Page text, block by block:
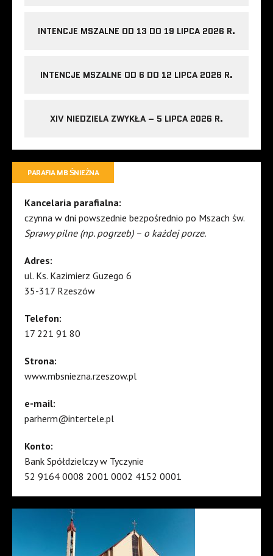
INTENCJE MSZALNE OD 13 DO 19 LIPCA 2026 R.
INTENCJE MSZALNE OD 6 DO 12 LIPCA 2026 R.
XIV NIEDZIELA ZWYKŁA – 5 LIPCA 2026 R.
PARAFIA MB ŚNIEŻNA
Kancelaria parafialna:
czynna w dni powszednie bezpośrednio po Mszach św.
Sprawy pilne (np. pogrzeb) – o każdej porze.
Adres:
ul. Ks. Kazimierz Guzego 6
35-317 Rzeszów
Telefon:
17 221 91 80
Strona:
www.mbsniezna.rzeszow.pl
e-mail:
parherm@intertele.pl
Konto:
Bank Spółdzielczy w Tyczynie
52 9164 0008 2001 0002 4152 0001